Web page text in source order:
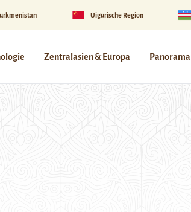
Uigurische Region
Zentralasien & Europa Panorama